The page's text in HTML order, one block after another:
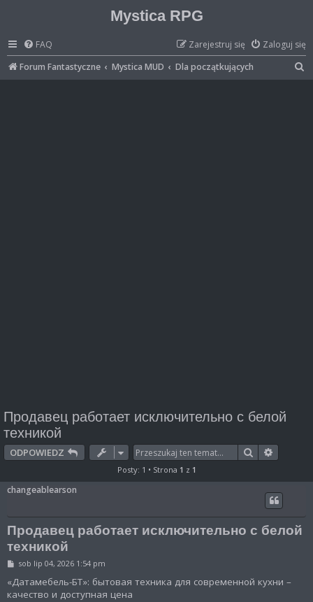
Mystica RPG
FAQ Zaloguj się
Zarejestruj się
Forum Fantastyczne
Mystica MUD Dla początkujących
Продавец работает исключительно с белой
техникой
ODPOWIEDZ Szukaj
Posty: 1 • Strona 1 z 1
changeablearson
Продавец работает исключительно с белой
техникой
P
s
sob lip 04, 2026 1:54 pm
«Датамебель-БТ»: бытовая техника для современной кухни –
качество и доступная цена